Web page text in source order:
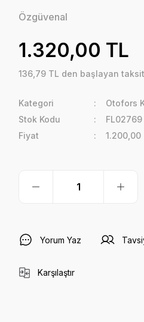
Özgüvenal
1.320,00 TL
136,79 TL den başlayan
Kategori
Otofors
Stok Kodu
FL02769
Fiyat
1.200,00
Yorum Yaz
Karşılaştır